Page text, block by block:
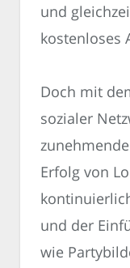
und
kostenloses
Doch mit
sozialer
Erfolg von
und der
wie